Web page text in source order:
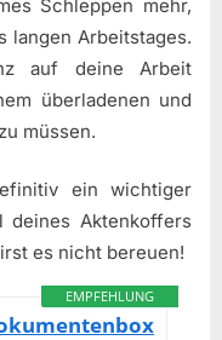
Schleppen mehr,
langen Arbeitstages.
auf deine Arbeit
überladenen und
müssen.
ein wichtiger
Aktenkoffers
es nicht bereuen!
EMPFEHLUNG